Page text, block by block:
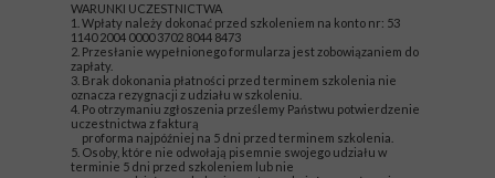
WARUNKI UCZESTNICTWA
1. Wpłaty należy dokonać przed szkoleniem na konto nr: 53
1140 2004 0000 3702 8044 8473
2. Przesłanie wypełnionego formularza jest zobowiązaniem do
zapłaty.
3. Brak dokonania płatności przed terminem szkolenia nie
oznacza rezygnacji z udziału w szkoleniu.
4. Po otrzymaniu zgłoszenia prześlemy Państwu potwierdzenie
uczestnictwa z fakturą
proforma najpóźniej na 5 dni przed terminem szkolenia.
5. Osoby, które nie odwołają pisemnie swojego udziału w
terminie 5 dni przed szkoleniem lub nie